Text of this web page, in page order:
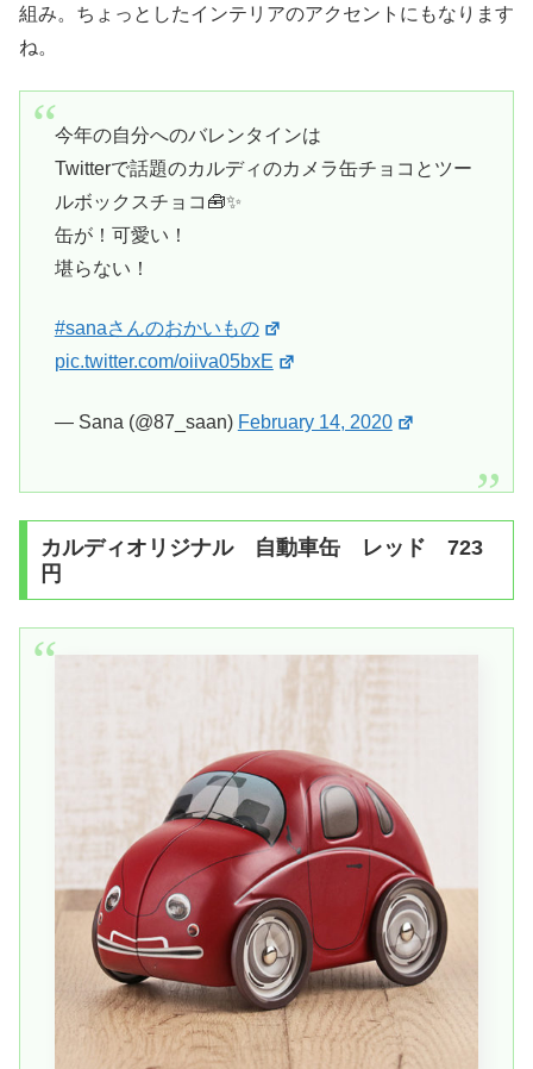
組み。ちょっとしたインテリアのアクセントにもなります
ね。
今年の自分へのバレンタインは
Twitterで話題のカルディのカメラ缶チョコとツー
ルボックスチョコ🧰✨
缶が！可愛い！
堪らない！
#sanaさんのおかいもの
pic.twitter.com/oiiva05bxE
— Sana (@87_saan) February 14, 2020
カルディオリジナル 自動車缶 レッド 723
円